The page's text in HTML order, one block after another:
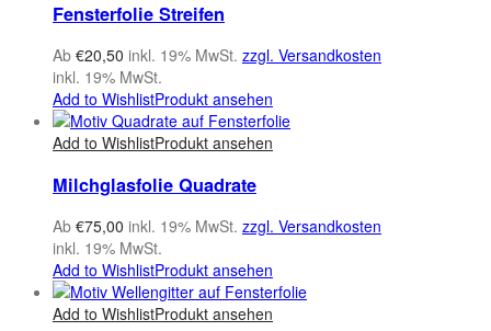
Fensterfolie Streifen
Ab €20,50 inkl. 19% MwSt. zzgl. Versandkosten
inkl. 19% MwSt.
Add to WishlistProdukt ansehen
Add to WishlistProdukt ansehen
Milchglasfolie Quadrate
Ab €75,00 inkl. 19% MwSt. zzgl. Versandkosten
inkl. 19% MwSt.
Add to WishlistProdukt ansehen
Add to WishlistProdukt ansehen